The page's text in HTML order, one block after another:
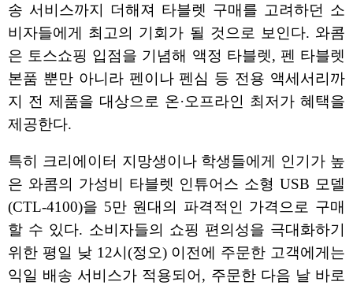
송 서비스까지 더해져 타블렛 구매를 고려하던 소
비자들에게 최고의 기회가 될 것으로 보인다. 와콤
은 토스쇼핑 입점을 기념해 액정 타블렛, 펜 타블렛
본품 뿐만 아니라 펜이나 펜심 등 전용 액세서리까
지 전 제품을 대상으로 온·오프라인 최저가 혜택을
제공한다.
특히 크리에이터 지망생이나 학생들에게 인기가 높
은 와콤의 가성비 타블렛 인튜어스 소형 USB 모델
(CTL-4100)을 5만 원대의 파격적인 가격으로 구매
할 수 있다. 소비자들의 쇼핑 편의성을 극대화하기
위한 평일 낮 12시(정오) 이전에 주문한 고객에게는
익일 배송 서비스가 적용되어, 주문한 다음 날 바로